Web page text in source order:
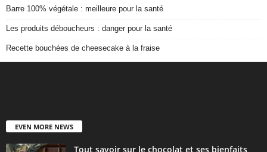
Barre 100% végétale : meilleure pour la santé
Les produits déboucheurs : danger pour la santé
Recette bouchées de cheesecake à la fraise
EVEN MORE NEWS
Tout savoir sur le chocolat et ses bienfaits